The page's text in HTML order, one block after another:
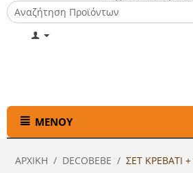
ΜΕΝΟΎ
ΑΡΧΙΚΉ / DECOBEBE / ΣΕΤ ΚΡΕΒΑΤΙ